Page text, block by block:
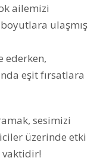
ailemizi
ulaşmış
ederken,
eşit fırsatlara
sesimizi
üzerinde etki